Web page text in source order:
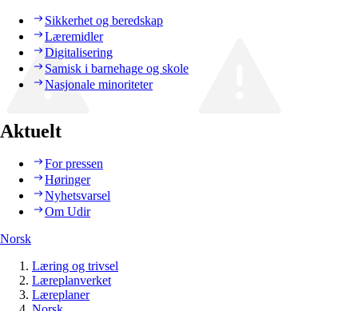
Sikkerhet og beredskap
Læremidler
Digitalisering
Samisk i barnehage og skole
Nasjonale minoriteter
Aktuelt
For pressen
Høringer
Nyhetsvarsel
Om Udir
Norsk
Læring og trivsel
Læreplanverket
Læreplaner